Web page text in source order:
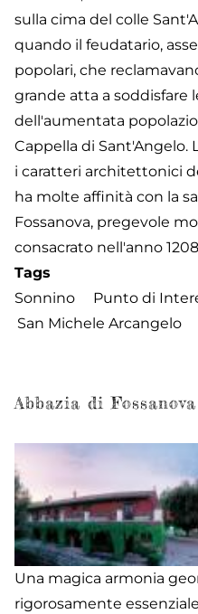
sulla cima del colle
quando il feudatario,
popolari, che
grande atta a soddisfare
dell'aumentata
Cappella di Sant'Angelo.
i caratteri architettonici
ha molte affinità con la
Fossanova, pregevole
consacrato nell'anno
Tags
Sonnino
Punto di
San Michele Arcangelo
Abbazia di Fossanova
Una magica armonia
rigorosamente